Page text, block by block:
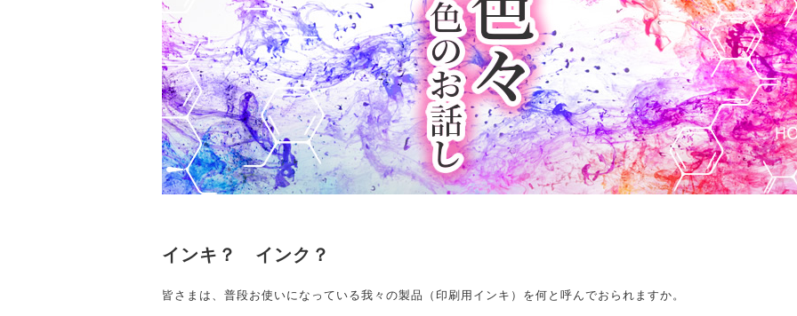
インキ？ インク？
皆さまは、普段お使いになっている我々の製品（印刷用インキ）を何と呼んでおられますか。